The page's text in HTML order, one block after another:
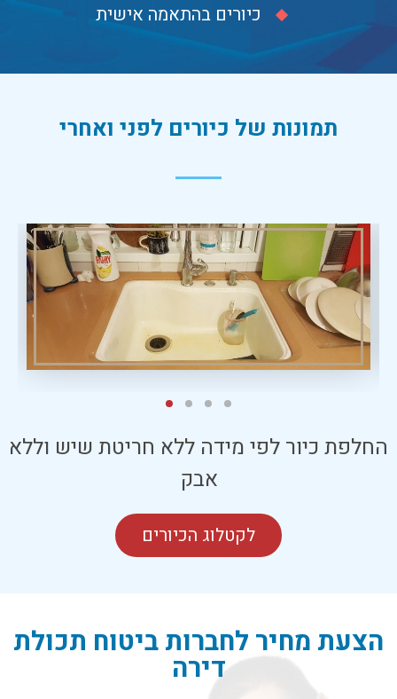
כיורים בהתאמה אישית
תמונות של כיורים לפני ואחרי
החלפת כיור לפי מידה ללא חריטת שיש וללא
אבק
לקטלוג הכיורים
הצעת מחיר לחברות ביטוח תכולת
דירה